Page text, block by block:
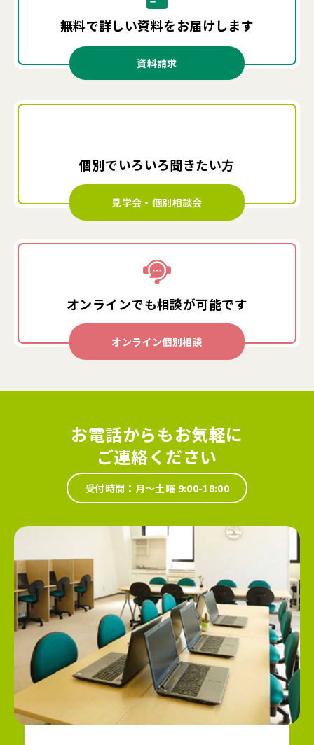
無料で詳しい資料をお届けします
資料請求
個別でいろいろ聞きたい方
見学会・個別相談会
オンラインでも相談が可能です
オンライン個別相談
お電話からもお気軽に
ご連絡ください
受付時間：月～土曜 9:00-18:00